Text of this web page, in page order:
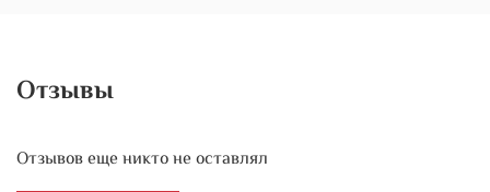
Отзывы
Отзывов еще никто не оставлял